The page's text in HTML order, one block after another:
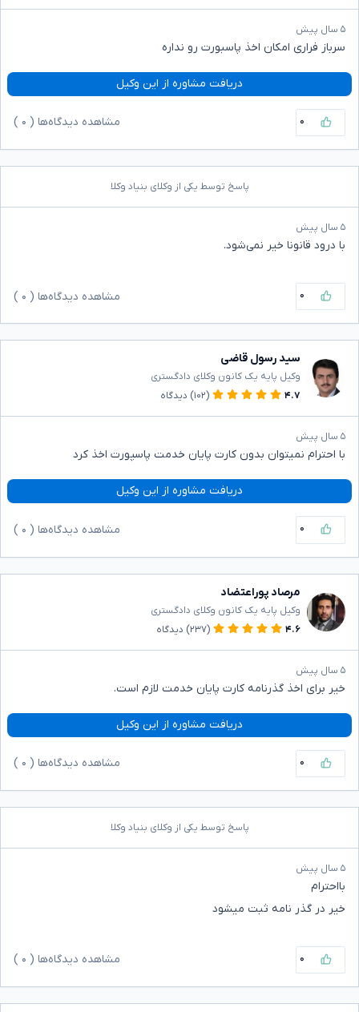
۵ سال پیش
سرباز فراری امکان اخذ پاسبورت رو نداره
دریافت مشاوره از این وکیل
۰ مشاهده دیدگاه‌ها ( ۰
پاسخ توسط یکی از وکلای بنیاد وکلا
۵ سال پیش
با درود قانونا خیر نمی‌شود.
۰ مشاهده دیدگاه‌ها ( ۰
سید رسول قاضی
وکیل پایه یک کانون وکلای دادگستری
۴.۷
(۱۰۲) دیدگاه
۵ سال پیش
با احترام نمیتوان بدون کارت پایان خدمت پاسپورت اخذ کرد
دریافت مشاوره از این وکیل
۰ مشاهده دیدگاه‌ها ( ۰
مرصاد پوراعتضاد
وکیل پایه یک کانون وکلای دادگستری
۴.۶
(۲۳۷) دیدگاه
۵ سال پیش
خیر برای اخذ گذرنامه کارت پایان خدمت لازم است.
دریافت مشاوره از این وکیل
۰ مشاهده دیدگاه‌ها ( ۰
پاسخ توسط یکی از وکلای بنیاد وکلا
۵ سال پیش
بااحترام
خیر در گذر نامه ثبت میشود
۰ مشاهده دیدگاه‌ها ( ۰